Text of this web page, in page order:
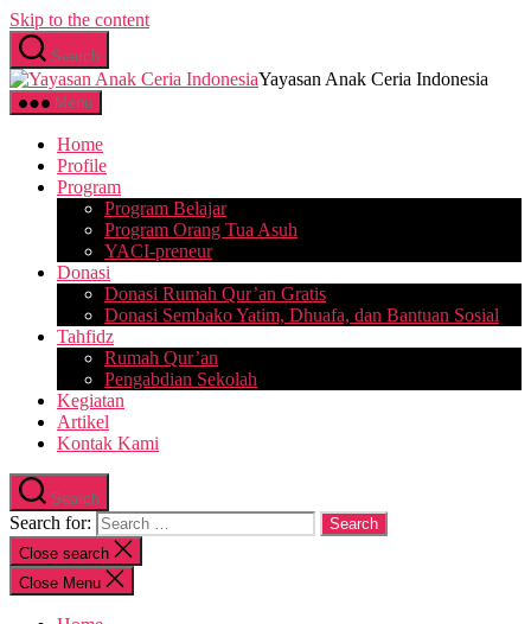
Skip to the content
Search
Yayasan Anak Ceria Indonesia
Menu
Home
Profile
Program
Program Belajar
Program Orang Tua Asuh
YACI-preneur
Donasi
Donasi Rumah Qur’an Gratis
Donasi Sembako Yatim, Dhuafa, dan Bantuan Sosial
Tahfidz
Rumah Qur’an
Pengabdian Sekolah
Kegiatan
Artikel
Kontak Kami
Search
Search for:
Close search
Close Menu